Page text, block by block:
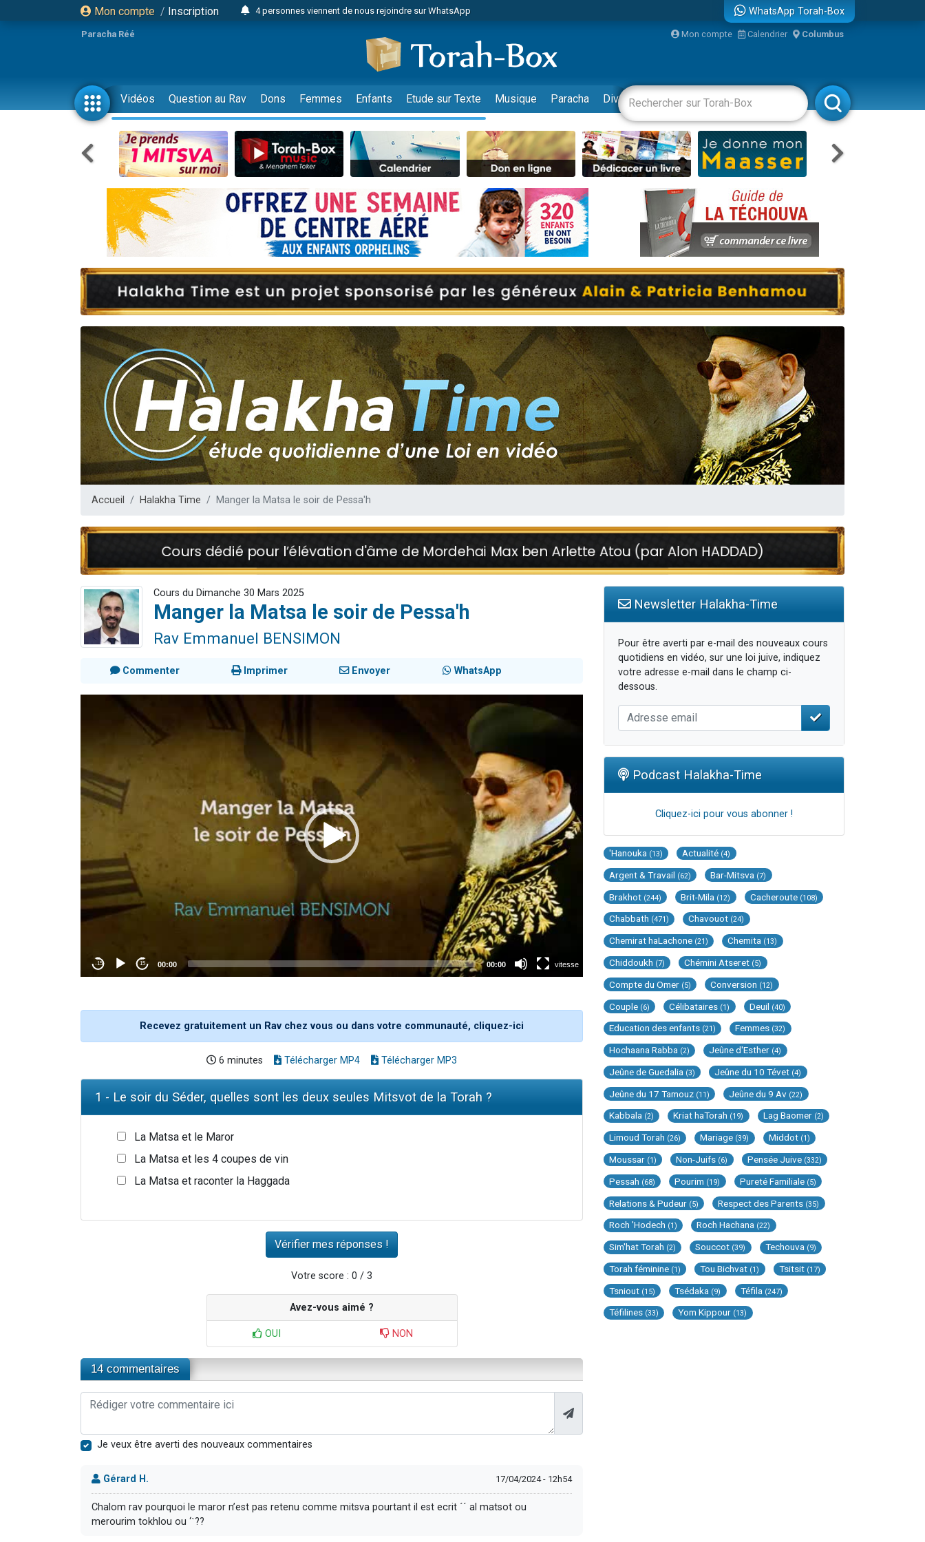
Mon compte / Inscription
4 personnes viennent de nous rejoindre sur WhatsApp
Odaya vient de donner son Maasser
3 personnes viennent de faire un don pour 5 jours de vacances aux Orphelins
3 personnes viennent de faire un don pour Diane, 80 ans, dans un appartement insalubre
13 personnes viennent de demander une bénédiction
2 personnes viennent de nous rejoindre sur WhatsApp
30 personnes viennent de faire un don pour Sauvez la jambe de Yohan
Il reste 49 places pour étudier en groupe sur Zoom
12 nouvelles musiques dans Torah-Box Music
3 personnes viennent de nous rejoindre sur WhatsApp
2 personnes viennent de nous rejoindre sur WhatsApp
3 personnes viennent de nous rejoindre sur WhatsApp
8 personnes viennent de faire un don pour Tsédaka : pauvres d'Israel
61 personnes viennent de demander une bénédiction
Ariel vient de donner son Maasser
Il reste 49 places pour étudier en groupe sur Zoom
Eva vient de donner son Maasser
WhatsApp Torah-Box
Paracha Réé Mon compte Calendrier Columbus
Vidéos Question au Rav Dons Femmes Enfants Etude sur Texte Musique Paracha Divertissements Livres Rabbanim
Accueil Halakha Time Manger la Matsa le soir de Pessa'h
Cours du Dimanche 30 Mars 2025
Manger la Matsa le soir de Pessa'h
Rav Emmanuel BENSIMON
Commenter Imprimer Envoyer WhatsApp
Recevez gratuitement un Rav chez vous ou dans votre communauté, cliquez-ici
6 minutes Télécharger MP4 Télécharger MP3
1 - Le soir du Séder, quelles sont les deux seules Mitsvot de la Torah ?
La Matsa et le Maror
La Matsa et les 4 coupes de vin
La Matsa et raconter la Haggada
Votre score : 0 / 3
Avez-vous aimé ?
OUI NON
14 commentaires
Je veux être averti des nouveaux commentaires
Gérard H. 17/04/2024 - 12h54
Chalom rav pourquoi le maror n’est pas retenu comme mitsva pourtant il est ecrit ´´ al matsot ou
merourim tokhlou ou ‘ˋ??
Newsletter Halakha-Time
Pour être averti par e-mail des nouveaux cours
quotidiens en vidéo, sur une loi juive, indiquez
votre adresse e-mail dans le champ ci-
dessous.
Podcast Halakha-Time
Cliquez-ici pour vous abonner !
'Hanouka (13) Actualité (4)
Argent & Travail (62) Bar-Mitsva (7)
Brakhot (244) Brit-Mila (12) Cacheroute (108)
Chabbath (471) Chavouot (24)
Chemirat haLachone (21) Chemita (13)
Chiddoukh (7) Chémini Atseret (5)
Compte du Omer (5) Conversion (12)
Couple (6) Célibataires (1) Deuil (40)
Education des enfants (21) Femmes (32)
Hochaana Rabba (2) Jeûne d'Esther (4)
Jeûne de Guedalia (3) Jeûne du 10 Tévet (4)
Jeûne du 17 Tamouz (11) Jeûne du 9 Av (22)
Kabbala (2) Kriat haTorah (19) Lag Baomer (2)
Limoud Torah (26) Mariage (39) Middot (1)
Moussar (1) Non-Juifs (6) Pensée Juive (332)
Pessah (68) Pourim (19) Pureté Familiale (5)
Relations & Pudeur (5) Respect des Parents (35)
Roch 'Hodech (1) Roch Hachana (22)
Sim'hat Torah (2) Souccot (39) Techouva (9)
Torah féminine (1) Tou Bichvat (1) Tsitsit (17)
Tsniout (15) Tsédaka (9) Téfila (247)
Téfilines (33) Yom Kippour (13)